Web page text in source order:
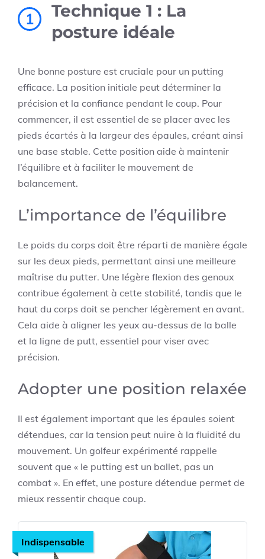
1
Technique 1 : La
posture idéale
Une bonne posture est cruciale pour un putting
efficace. La position initiale peut déterminer la
précision et la confiance pendant le coup. Pour
commencer, il est essentiel de se placer avec les
pieds écartés à la largeur des épaules, créant ainsi
une base stable. Cette position aide à maintenir
l’équilibre et à faciliter le mouvement de
balancement.
L’importance de l’équilibre
Le poids du corps doit être réparti de manière égale
sur les deux pieds, permettant ainsi une meilleure
maîtrise du putter. Une légère flexion des genoux
contribue également à cette stabilité, tandis que le
haut du corps doit se pencher légèrement en avant.
Cela aide à aligner les yeux au-dessus de la balle
et la ligne de putt, essentiel pour viser avec
précision.
Adopter une position relaxée
Il est également important que les épaules soient
détendues, car la tension peut nuire à la fluidité du
mouvement. Un golfeur expérimenté rappelle
souvent que « le putting est un ballet, pas un
combat ». En effet, une posture détendue permet de
mieux ressentir chaque coup.
Indispensable